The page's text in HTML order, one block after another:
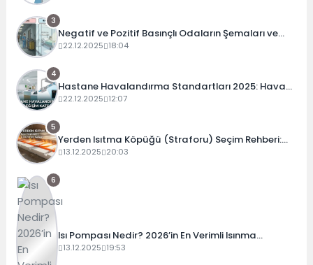
3
Negatif ve Pozitif Basınçlı Odaların Şemaları ve
Çalışma Prensipleri
22.12.2025 18:04
4
Hastane Havalandırma Standartları 2025: Hava
Değişim Katsayıları ve Basınç Dengeleri
22.12.2025 12:07
5
Yerden Isıtma Köpüğü (Straforu) Seçim Rehberi:
Folyolu mu, Karbonlu mu?
13.12.2025 20:03
6
Isı Pompası Nedir? 2026’in En Verimli Isınma
Teknolojisi
13.12.2025 19:53